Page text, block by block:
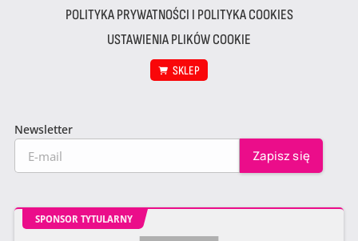
POLITYKA PRYWATNOŚCI I POLITYKA COOKIES
USTAWIENIA PLIKÓW COOKIE
SKLEP
Newsletter
SPONSOR TYTULARNY